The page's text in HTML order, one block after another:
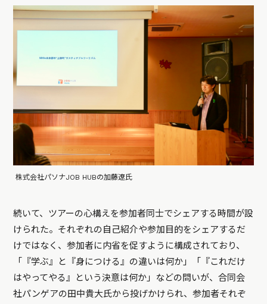
株式会社パソナJOB HUBの加藤遼氏
続いて、ツアーの心構えを参加者同士でシェアする時間が設
けられた。それぞれの自己紹介や参加目的をシェアするだ
けではなく、参加者に内省を促すように構成されており、
「『学ぶ』と『身につける』の違いは何か」「『これだけ
はやってやる』という決意は何か」などの問いが、合同会
社パンゲアの田中貴大氏から投げかけられ、参加者それぞ